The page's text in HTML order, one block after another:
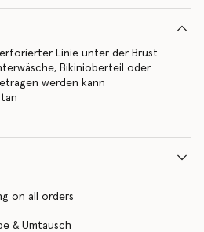
Linie unter der Brust
Bikinioberteil oder
werden kann
on all orders
& Umtausch